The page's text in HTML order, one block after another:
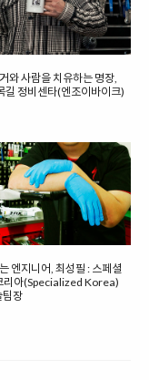
와 사람을 치유하는 명장,
길 정비센타(엔조이바이크)
엔지니어, 최성필 : 스페셜
리아(Specialized Korea)
팀장